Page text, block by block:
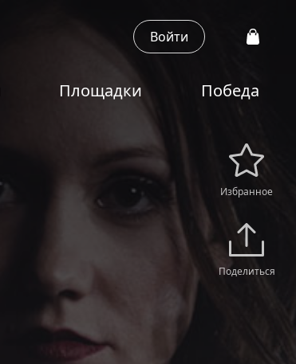
Войти
Площадки Победа
Избранное
Поделиться